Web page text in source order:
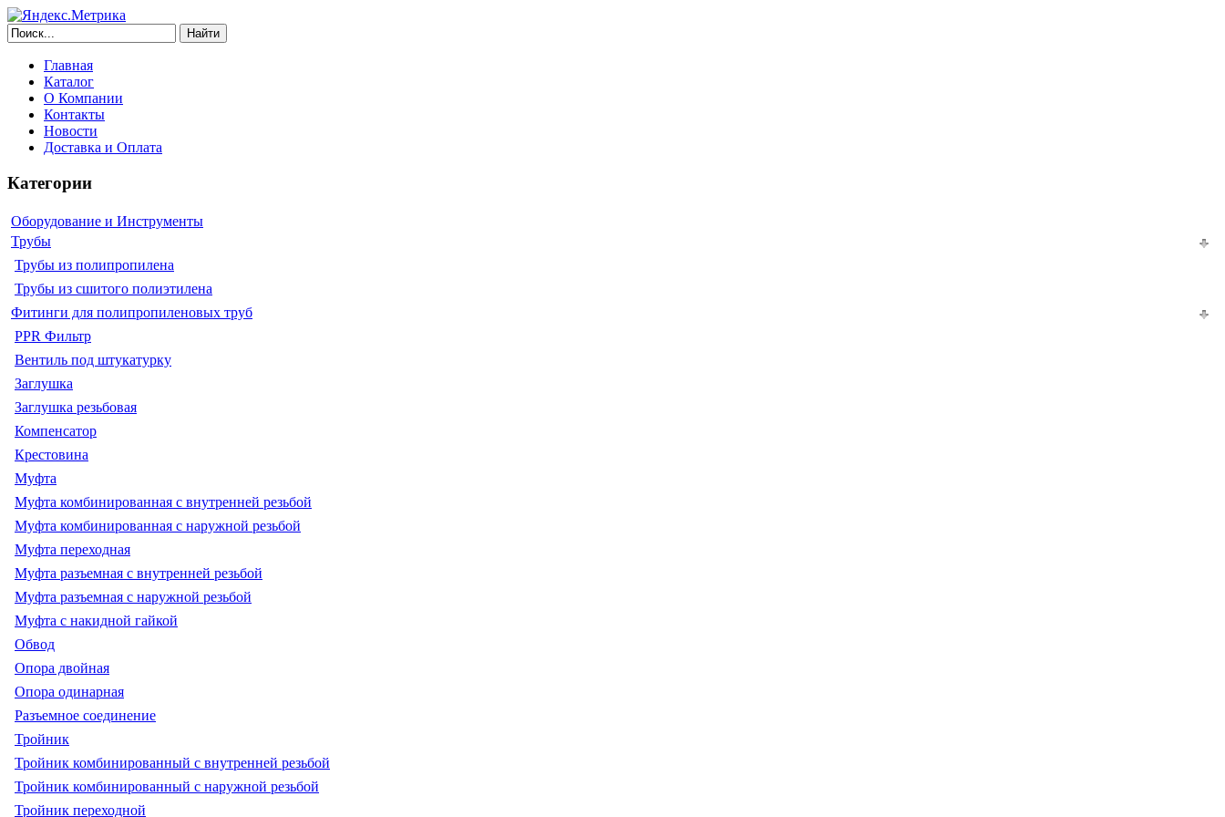
Найти
Главная
Каталог
О Компании
Контакты
Новости
Доставка и Оплата
Категории
Оборудование и Инструменты
Трубы
Трубы из полипропилена
Трубы из сшитого полиэтилена
Фитинги для полипропиленовых труб
PPR Фильтр
Вентиль под штукатурку
Заглушка
Заглушка резьбовая
Компенсатор
Крестовина
Муфта
Муфта комбинированная с внутренней резьбой
Муфта комбинированная с наружной резьбой
Муфта переходная
Муфта разъемная с внутренней резьбой
Муфта разъемная с наружной резьбой
Муфта с накидной гайкой
Обвод
Опора двойная
Опора одинарная
Разъемное соединение
Тройник
Тройник комбинированный с внутренней резьбой
Тройник комбинированный с наружной резьбой
Тройник переходной